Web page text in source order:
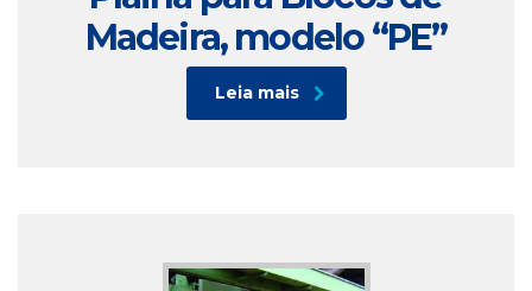
Madeira, modelo “PE”
Leia mais